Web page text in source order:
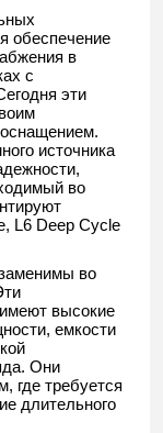
обеспечение
в
с
эти
источника
во
L6 Deep Cycle
во
высокие
емкости
Они
где требуется
длительного